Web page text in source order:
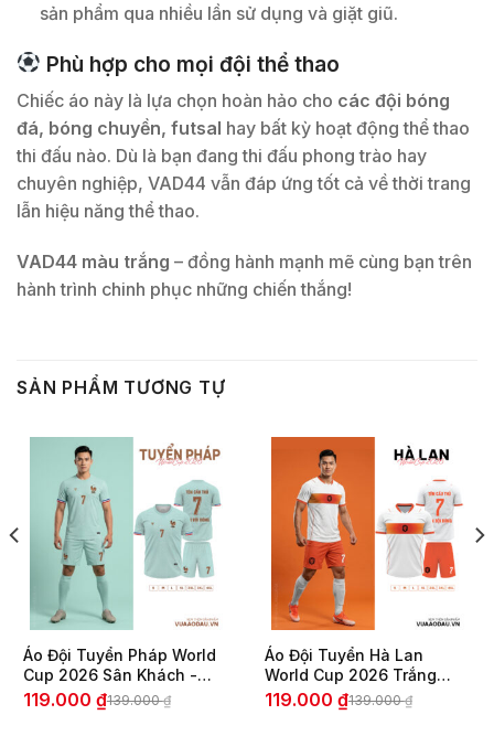
sản phẩm qua nhiều lần sử dụng và giặt giũ.
Phù hợp cho mọi đội thể thao
Chiếc áo này là lựa chọn hoàn hảo cho các đội bóng
đá, bóng chuyền, futsal hay bất kỳ hoạt động thể thao
thi đấu nào. Dù là bạn đang thi đấu phong trào hay
chuyên nghiệp, VAD44 vẫn đáp ứng tốt cả về thời trang
lẫn hiệu năng thể thao.
VAD44 màu trắng – đồng hành mạnh mẽ cùng bạn trên
hành trình chinh phục những chiến thắng!
SẢN PHẨM TƯƠNG TỰ
Áo Đội Tuyển Pháp World
Cup 2026 Sân Khách -
Xanh Nhạt Tinh Tế
139.000₫
Giá
119.000 ₫
Giá
Áo Đội Tuyển Hà Lan
World Cup 2026 Trắng
Cam – Thiết Kế Sư Tử
139.000₫
Giá
119.000 ₫
Giá